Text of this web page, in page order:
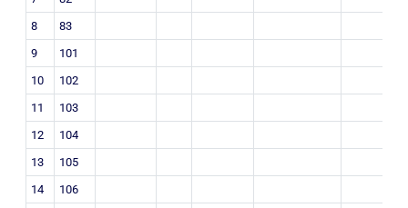
8
83
9
101
10
102
11
103
12
104
13
105
14
106